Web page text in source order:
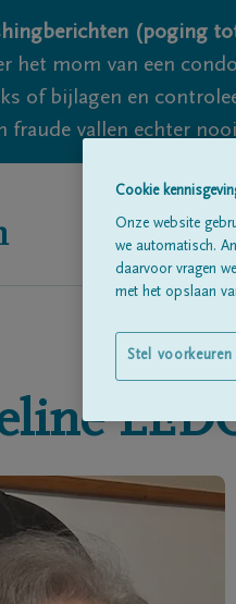
(poging
het mom van een
of bijlagen en
fraude vallen echter
Cookie
Onze website
we automatisch.
daarvoor vragen
met het opslaan
Stel